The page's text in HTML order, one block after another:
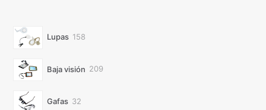
Lupas 158158
Baja visión 209209
Gafas 3232